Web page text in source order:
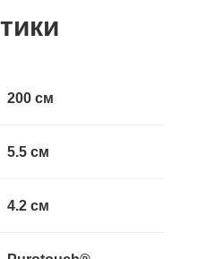
200 см
5.5 см
4.2 см